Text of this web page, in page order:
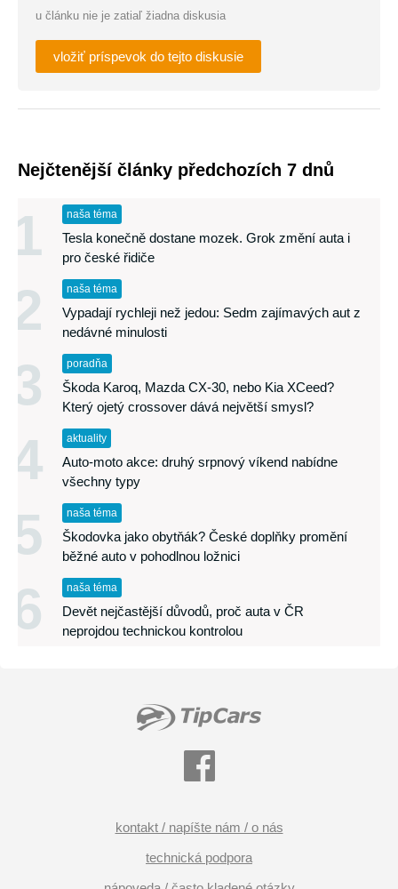
u článku nie je zatiaľ žiadna diskusia
vložiť príspevok do tejto diskusie
Nejčtenější články předchozích 7 dnů
1 naša téma
Tesla konečně dostane mozek. Grok změní auta i
pro české řidiče
2 naša téma
Vypadají rychleji než jedou: Sedm zajímavých aut z
nedávné minulosti
3 poradňa
Škoda Karoq, Mazda CX-30, nebo Kia XCeed?
Který ojetý crossover dává největší smysl?
4 aktuality
Auto-moto akce: druhý srpnový víkend nabídne
všechny typy
5 naša téma
Škodovka jako obytňák? České doplňky promění
běžné auto v pohodlnou ložnici
6 naša téma
Devět nejčastější důvodů, proč auta v ČR
neprojdou technickou kontrolou
kontakt / napíšte nám / o nás
technická podpora